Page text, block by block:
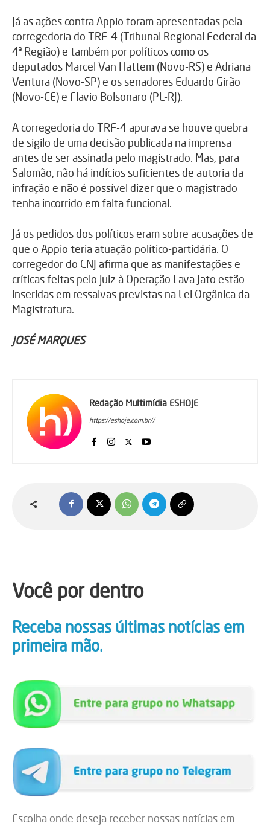
Já as ações contra Appio foram apresentadas pela
corregedoria do TRF-4 (Tribunal Regional Federal da
4ª Região) e também por políticos como os
deputados Marcel Van Hattem (Novo-RS) e Adriana
Ventura (Novo-SP) e os senadores Eduardo Girão
(Novo-CE) e Flavio Bolsonaro (PL-RJ).
A corregedoria do TRF-4 apurava se houve quebra
de sigilo de uma decisão publicada na imprensa
antes de ser assinada pelo magistrado. Mas, para
Salomão, não há indícios suficientes de autoria da
infração e não é possível dizer que o magistrado
tenha incorrido em falta funcional.
Já os pedidos dos políticos eram sobre acusações de
que o Appio teria atuação político-partidária. O
corregedor do CNJ afirma que as manifestações e
críticas feitas pelo juiz à Operação Lava Jato estão
inseridas em ressalvas previstas na Lei Orgânica da
Magistratura.
JOSÉ MARQUES
Redação Multimídia ESHOJE
https://eshoje.com.br//
Você por dentro
Receba nossas últimas notícias em
primeira mão.
Escolha onde deseja receber nossas notícias em